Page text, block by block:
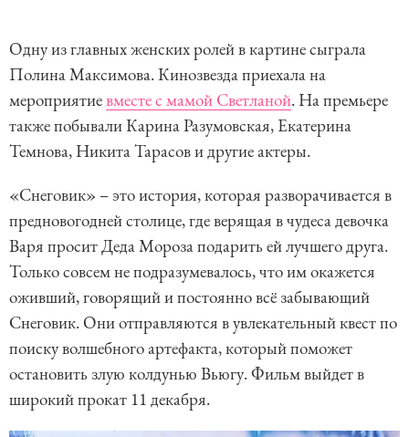
Одну из главных женских ролей в картине сыграла
Полина Максимова. Кинозвезда приехала на
мероприятиевместе с мамой Светланой. На премьере
также побывали Карина Разумовская, Екатерина
Темнова, Никита Тарасов и другие актеры.
«Снеговик» – это история, которая разворачивается в
предновогодней столице, где верящая в чудеса девочка
Варя просит Деда Мороза подарить ей лучшего друга.
Только совсем не подразумевалось, что им окажется
оживший, говорящий и постоянно всё забывающий
Снеговик. Они отправляются в увлекательный квест по
поиску волшебного артефакта, который поможет
остановить злую колдунью Вьюгу. Фильм выйдет в
широкий прокат 11 декабря.